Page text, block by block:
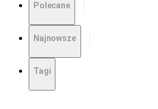
Polecane
Najnowsze
Tagi